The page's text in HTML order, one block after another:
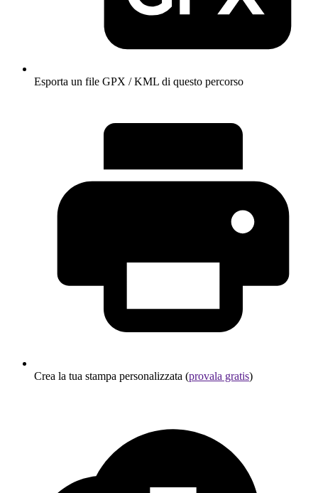
Esporta un file GPX / KML di questo percorso
Crea la tua stampa personalizzata (provala gratis)